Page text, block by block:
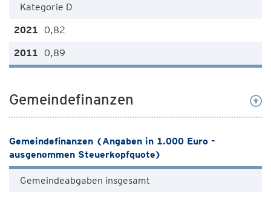
Kategorie D
0,82
0,89
Gemeindefinanzen
Gemeindefinanzen (Angaben in 1.000 Euro -
ausgenommen Steuerkopfquote)
Gemeindeabgaben insgesamt